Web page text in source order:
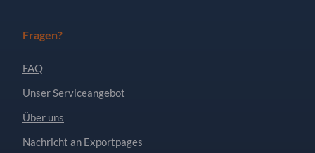
Fragen?
FAQ
Unser Serviceangebot
Über uns
Nachricht an Exportpages